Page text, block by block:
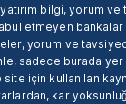
bilgi, yorum ve
etmeyen bankalar
yorum ve
sadece burada
için kullanılan
kar